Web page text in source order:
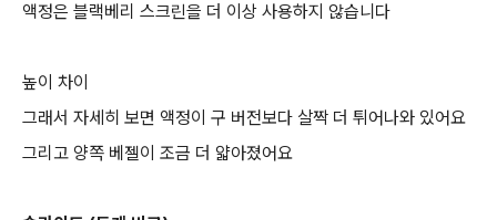
액정은 블랙베리 스크린을 더 이상 사용하지 않습니다
높이 차이
그래서 자세히 보면 액정이 구 버전보다 살짝 더 튀어나와 있어요
그리고 양쪽 베젤이 조금 더 얇아졌어요